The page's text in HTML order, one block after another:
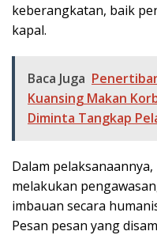
keberangkatan, baik
kapal.
Baca Juga
Kuansing Makan
Diminta Tangkap
Dalam
melakukan
imbauan secara
Pesan pesan yang